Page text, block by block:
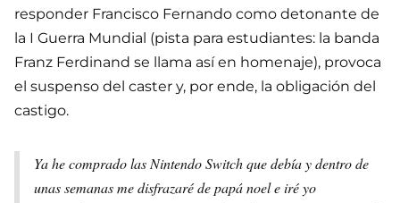
responder Francisco Fernando como detonante de
la I Guerra Mundial (pista para estudiantes: la banda
Franz Ferdinand se llama así en homenaje), provoca
el suspenso del caster y, por ende, la obligación del
castigo.
Ya he comprado las Nintendo Switch que debía y dentro de
unas semanas me disfrazaré de papá noel e iré yo